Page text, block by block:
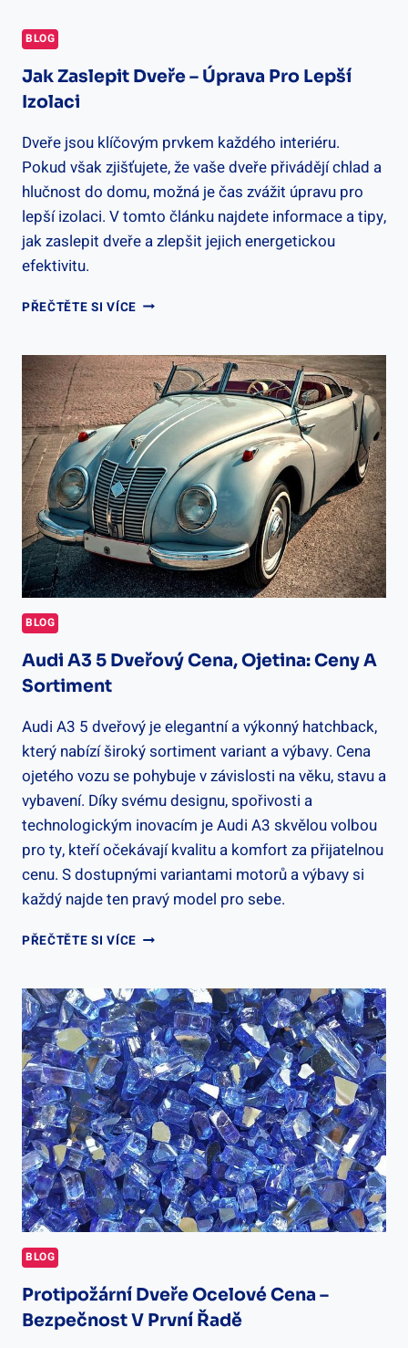
BLOG
Jak Zaslepit Dveře – Úprava Pro Lepší
Izolaci
Dveře jsou klíčovým prvkem každého interiéru.
Pokud však zjišťujete, že vaše dveře přivádějí chlad a
hlučnost do domu, možná je čas zvážit úpravu pro
lepší izolaci. V tomto článku najdete informace a tipy,
jak zaslepit dveře a zlepšit jejich energetickou
efektivitu.
PŘEČTĚTE SI VÍCEJAK
–
ÚPRAVA
PRO
LEPŠÍ
IZOLACI
BLOG
Audi A3 5 Dveřový Cena, Ojetina: Ceny A
Sortiment
Audi A3 5 dveřový je elegantní a výkonný hatchback,
který nabízí široký sortiment variant a výbavy. Cena
ojetého vozu se pohybuje v závislosti na věku, stavu a
vybavení. Díky svému designu, spořivosti a
technologickým inovacím je Audi A3 skvělou volbou
pro ty, kteří očekávají kvalitu a komfort za přijatelnou
cenu. S dostupnými variantami motorů a výbavy si
každý najde ten pravý model pro sebe.
PŘEČTĚTE SI VÍCEAUDI
DVEŘOVÝ
CENA,
OJETINA:
CENY
A
SORTIMENT
BLOG
Protipožární Dveře Ocelové Cena –
Bezpečnost V První Řadě